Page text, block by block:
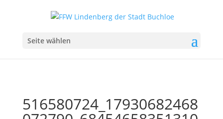
Seite wählen
516580724_17930682468